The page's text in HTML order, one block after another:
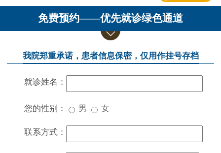
免费预约——优先就诊绿色通道
我院郑重承诺，患者信息保密，仅用作挂号存档
就诊姓名：
您的性别： 男 女
联系方式：